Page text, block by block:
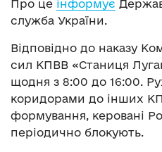
Про це інформує
служба України.
Відповідно до наказу
сил КПВВ «Станиця
щодня з 8:00 до 16:00.
коридорами до інших
формування, керовані
періодично блокують.